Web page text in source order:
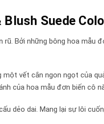
Suede
Bởi những bông hoa
một vết cắn ngon ngọt của
của hoa mẫu đơn biến cô
dẻo dai. Mang lại sự lôi